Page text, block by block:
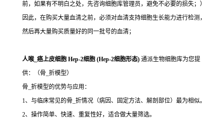
前，如果有不明白之处，先咨询细胞库管理员，避免不必要的损失；）
因此，在购买大量血清之前，必须对血清支持细胞生长能力进行检测，
然后再大量购买质量好的同一批号的血清；
人喉_癌上皮细胞 Hep-2细胞 (Hep-2细胞形态) 通派生物细胞库为您提
供：（骨_折模型）
骨_折模型的优势与应用：
1、与临床常见的骨_折情况（病因、固定方法、解剖部位）最为相似。
2、操作简单、快速、重复性好，适合做大量筛选。